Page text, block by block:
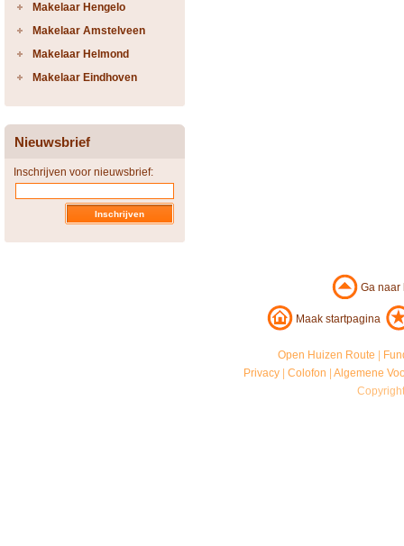
Makelaar Hengelo
Makelaar Amstelveen
Makelaar Helmond
Makelaar Eindhoven
Nieuwsbrief
Inschrijven voor nieuwsbrief:
Ga
Maak startpagina
Open Huizen Route
Privacy |Colofon |Algemene